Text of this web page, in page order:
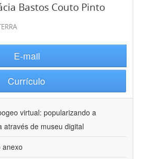
Bastos Couto Pinto
E-mail
Currículo
virtual: popularizando a
através de museu digital
anexo